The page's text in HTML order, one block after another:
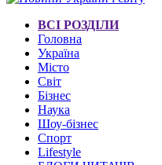
ВСІ РОЗДІЛИ
Головна
Україна
Місто
Світ
Бізнес
Наука
Шоу-бізнес
Спорт
Lifestyle